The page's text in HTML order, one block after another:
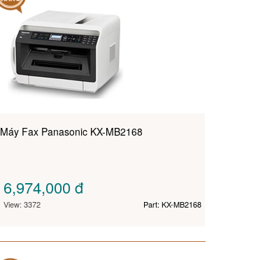
Máy Fax Panasonic KX-MB2168
6,974,000đ
View: 3372 Part: KX-MB2168